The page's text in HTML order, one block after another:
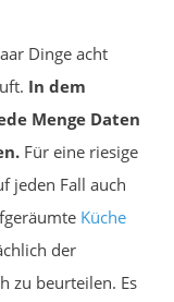
Dinge acht
In dem
Menge Daten
Für eine riesige
jeden Fall auch
Küche
der
zu beurteilen. Es